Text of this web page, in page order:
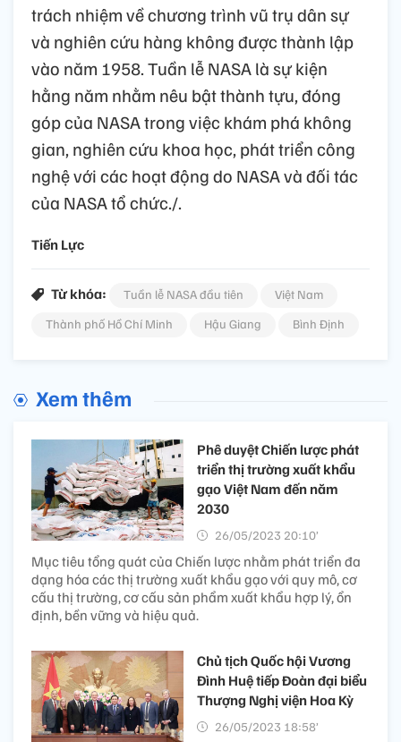
trách nhiệm về chương trình vũ trụ dân sự
và nghiên cứu hàng không được thành lập
vào năm 1958. Tuần lễ NASA là sự kiện
hằng năm nhằm nêu bật thành tựu, đóng
góp của NASA trong việc khám phá không
gian, nghiên cứu khoa học, phát triển công
nghệ với các hoạt động do NASA và đối tác
của NASA tổ chức./.
Tiến Lực
Từ khóa: Tuần lễ NASA đầu tiên
Việt Nam
Thành phố Hồ Chí Minh
Hậu Giang Bình Định
Xem thêm
Phê duyệt Chiến lược phát
triển thị trường xuất khẩu
gạo Việt Nam đến năm
2030
26/05/2023 20:10’
Mục tiêu tổng quát của Chiến lược nhằm phát triển đa
dạng hóa các thị trường xuất khẩu gạo với quy mô, cơ
cấu thị trường, cơ cấu sản phẩm xuất khẩu hợp lý, ổn
định, bền vững và hiệu quả.
Chủ tịch Quốc hội Vương
Đình Huệ tiếp Đoàn đại biểu
Thượng Nghị viện Hoa Kỳ
26/05/2023 18:58’